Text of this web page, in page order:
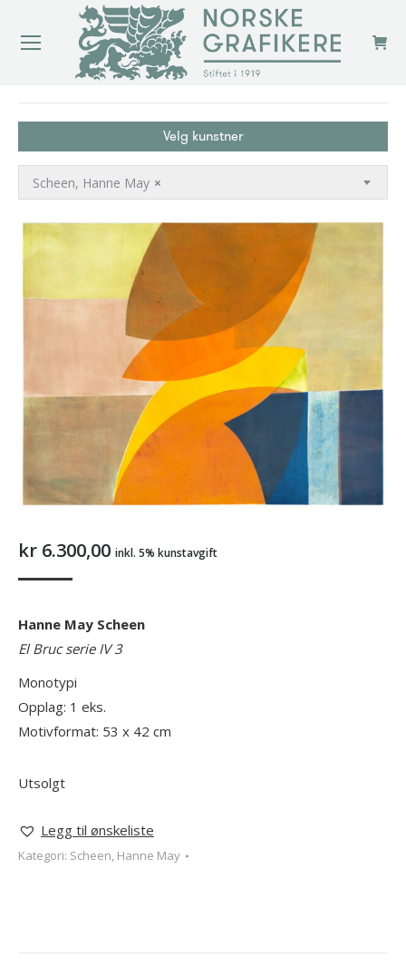
Velg kunstner
×
Scheen, Hanne May
kr 6.300,00 inkl. 5% kunstavgift
Hanne May Scheen
El Bruc serie IV 3
Monotypi
Opplag: 1 eks.
Motivformat: 53 x 42 cm
Utsolgt
Legg til ønskeliste
Kategori: Scheen, Hanne May